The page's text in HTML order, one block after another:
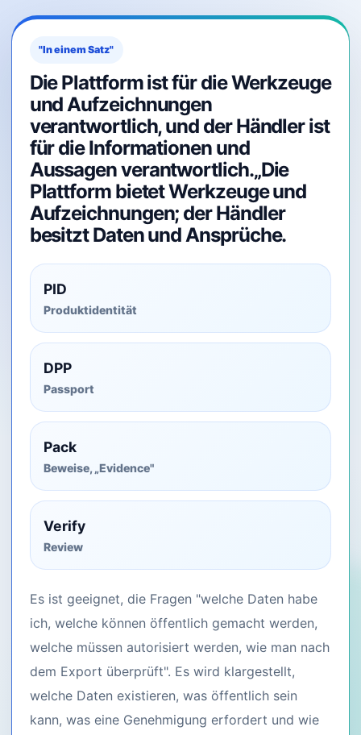
"In einem Satz"
Die Plattform ist für die Werkzeuge
und Aufzeichnungen
verantwortlich, und der Händler ist
für die Informationen und
Aussagen verantwortlich.„Die
Plattform bietet Werkzeuge und
Aufzeichnungen; der Händler
besitzt Daten und Ansprüche.
PID
Produktidentität
DPP
Passport
Pack
Beweise, „Evidence"
Verify
Review
Es ist geeignet, die Fragen "welche Daten habe
ich, welche können öffentlich gemacht werden,
welche müssen autorisiert werden, wie man nach
dem Export überprüft". Es wird klargestellt,
welche Daten existieren, was öffentlich sein
kann, was eine Genehmigung erfordert und wie